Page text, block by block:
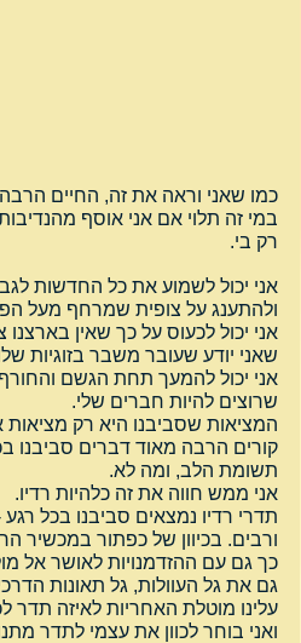
כמו שאני וראה את זה, החיים
במי זה תלוי אם אני אוסף
רק בי.
אני יכול לשמוע את כל החדשות
ולהתענג על צופית שמרחף מעל
אני יכול לכעוס על כך שאין
שאני יודע שעובר משבר בזוגיות
אני יכול להמעך תחת הגשם
שרוצים להיות חברים שלי.
המציאות שסביבנו היא רק
קורים הרבה מאוד דברים סביבנו
תשומת הלב, ומה לא.
אני ממש חווה את זה כלהיות רדיו.
תדרי רדיו נמצאים סביבנו בכל
ורבים. בכיוון של כפתור במכשיר
כך גם עם ההזדמנויות לאושר אל
גם את גל העוולות, גל תאונות
עלינו מוטלת האחריות לאיזה תדר
ואני בוחר לכוון את עצמי לתדר